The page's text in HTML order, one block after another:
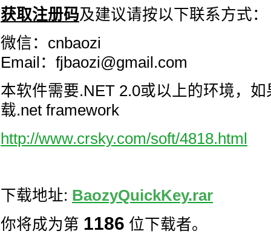
获取注册码及建议请按以下联系方式：
微信：cnbaozi
Email：fjbaozi@gmail.com
本软件需要.NET 2.0或以上的环境，
载.net framework
http://www.crsky.com/soft/4818.html
下载地址: BaozyQuickKey.rar
你将成为第 1186 位下载者。